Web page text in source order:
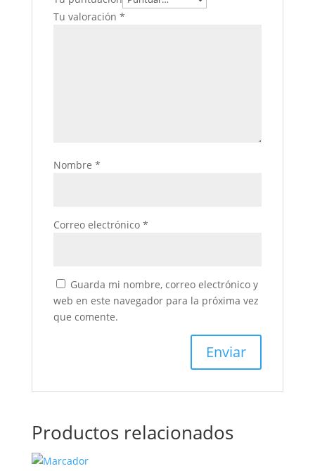
Tu valoración *
Nombre *
Correo electrónico *
Guarda mi nombre, correo electrónico y
web en este navegador para la próxima vez
que comente.
Productos relacionados